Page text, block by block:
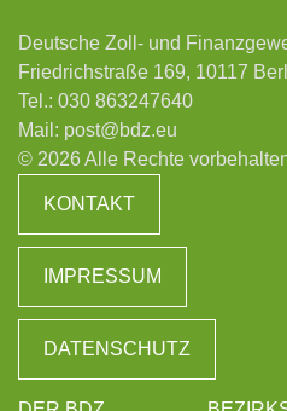
Deutsche Zoll- und
Friedrichstraße 169, 10117
Tel.: 030 863247640
Mail: post@bdz.eu
© 2026 Alle Rechte
KONTAKT
IMPRESSUM
DATENSCHUTZ